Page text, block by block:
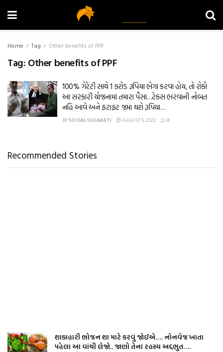
Home Tag Other benefits of PPF
Tag: Other benefits of PPF
100% ગેરેંટી સાથે 1 કરોડ રૂપિયા ભેગા કરવા હોય, તો રોકો
આ સરકારી યોજનામાં તમારા પૈસા…ટેક્સ ભરવાની નોબત
નહિ આવે અને ફટાફટ જમા થશે રૂપિયા…
BY SOCIAL GUJARATI AUGUST 5, 2022 0
Recommended Stories
શાકાહારી ભોજન શા માટે કરવું જોઈએ…. નોનવેજ ખાતા
પહેલા આ વાંચી લેજો.. જાણો તેના રહસ્ય અદ્દભુત….